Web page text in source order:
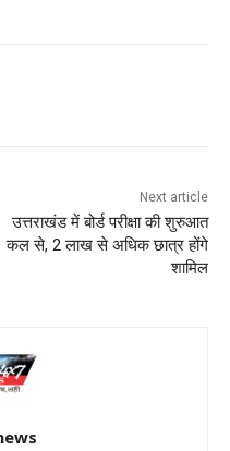
Next article
उत्तराखंड में बोर्ड परीक्षा की शुरुआत
कल से, 2 लाख से अधिक छात्र होंगे
शामिल